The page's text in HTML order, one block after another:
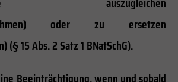
oder zu ersetzen
(§ 15 Abs. 2 Satz 1 BNatSchG).